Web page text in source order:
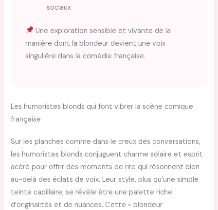
sociaux
Une exploration sensible et vivante de la
manière dont la blondeur devient une voix
singulière dans la comédie française.
Les humoristes blonds qui font vibrer la scène comique
française
Sur les planches comme dans le creux des conversations,
les humoristes blonds conjuguent charme solaire et esprit
acéré pour offrir des moments de rire qui résonnent bien
au-delà des éclats de voix. Leur style, plus qu’une simple
teinte capillaire, se révèle être une palette riche
d’originalités et de nuances. Cette « blondeur